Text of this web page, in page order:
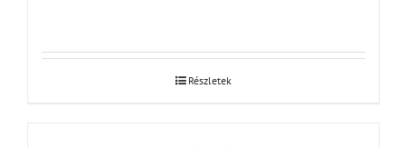
Részletek